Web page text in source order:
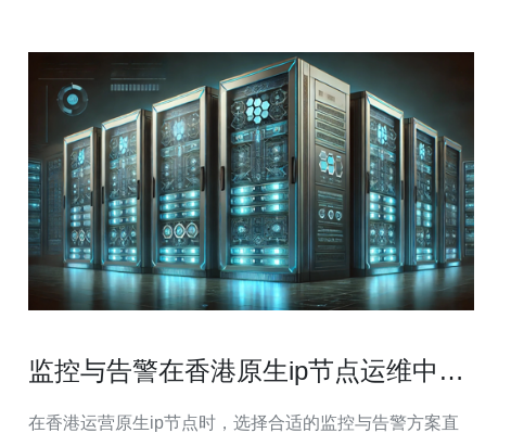
监控与告警在香港原生ip节点运维中的
在香港运营原生ip节点时，选择合适的监控与告警方案直